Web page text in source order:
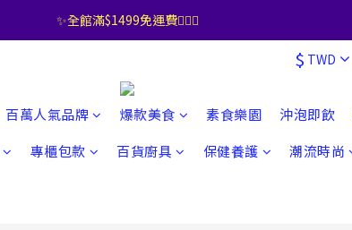
✨全館滿$1499免運費🧚🏻‍♀️
$ TWD
百萬人氣品牌 爆款美食 素食樂園 沖泡即飲
專櫃包款 百貨廚具 保健養護 潮流時尚